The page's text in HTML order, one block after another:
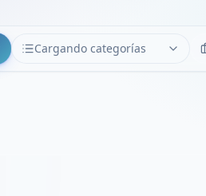
Cargando categorías
CATEGORÍAS
Compartir